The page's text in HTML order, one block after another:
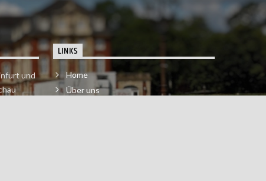
und
LINKS
Home
Über uns